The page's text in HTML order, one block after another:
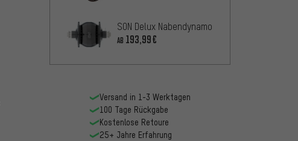
SON Delux Nabendynamo
AB 193,99€
Versand in 1-3 Werktagen
100 Tage Rückgabe
Kostenlose Retoure
25+ Jahre Erfahrung